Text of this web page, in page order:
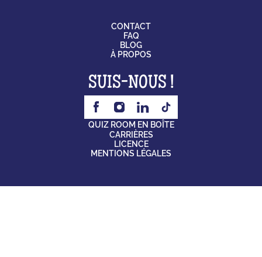
CONTACT
FAQ
BLOG
À PROPOS
SUIS-NOUS !
QUIZ ROOM EN BOÎTE
CARRIÈRES
LICENCE
MENTIONS LÉGALES